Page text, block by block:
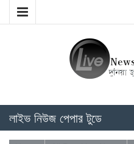
লাইভ নিউজ পেপার টুডে